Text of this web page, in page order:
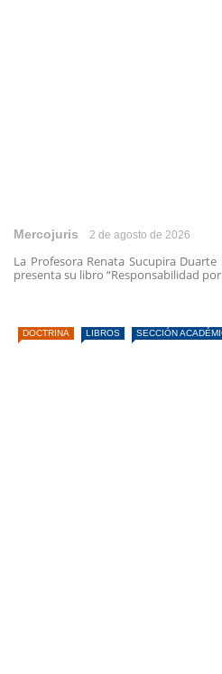
Mercojuris 2 de agosto de 2026
La Profesora Renata Sucupira
presenta su libro “Responsabilidad
DOCTRINA LIBROS SECCIÓN